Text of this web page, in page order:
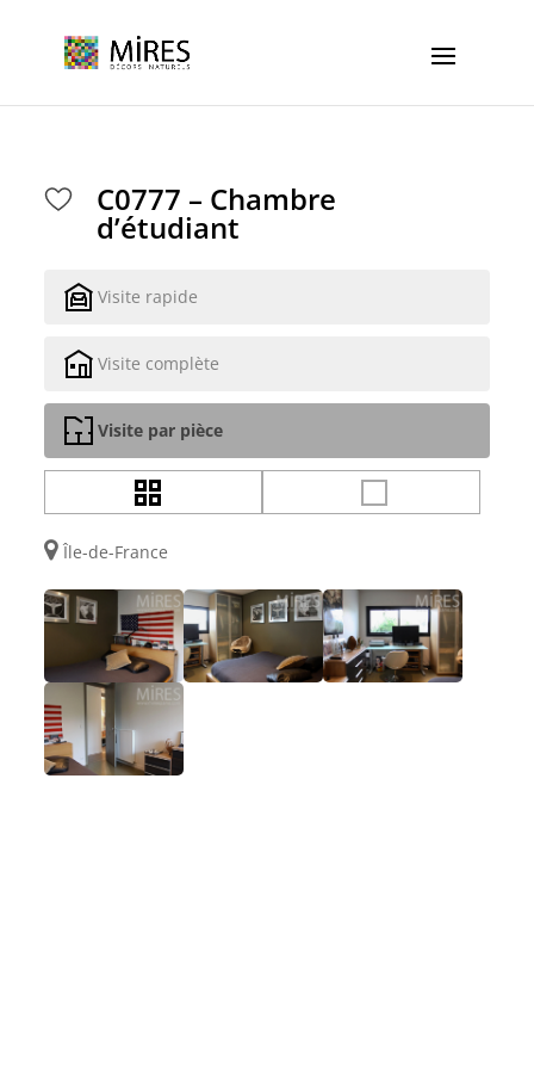
C0777 – Chambre
d’étudiant
Visite rapide
Visite complète
Visite par pièce
Île-de-France